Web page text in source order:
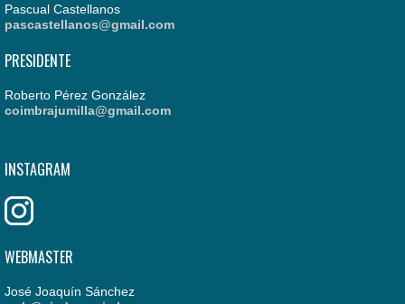
Pascual Castellanos
pascastellanos@gmail.com
PRESIDENTE
Roberto Pérez González
coimbrajumilla@gmail.com
INSTAGRAM
WEBMASTER
José Joaquín Sánchez